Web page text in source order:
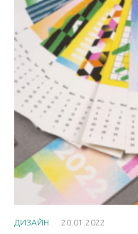
ДИЗАЙН · 20.01.2022